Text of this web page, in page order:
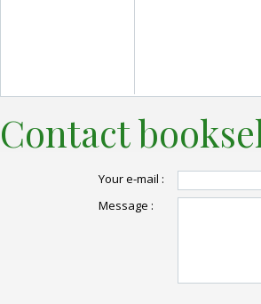
Contact
Your e-mail :
Message :